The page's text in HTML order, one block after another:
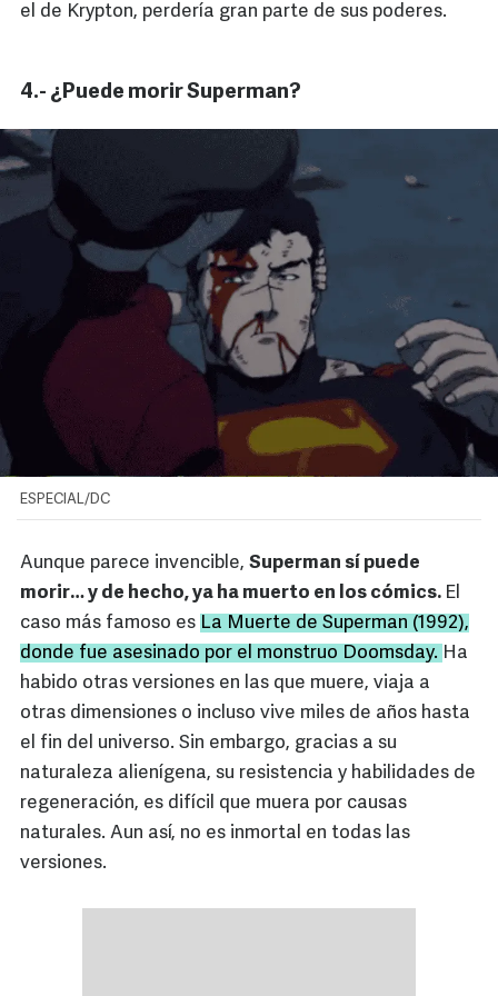
el de Krypton, perdería gran parte de sus poderes.
4.- ¿Puede morir Superman?
ESPECIAL/DC
Aunque parece invencible, Superman sí puede
morir… y de hecho, ya ha muerto en los cómics. El
caso más famoso es La Muerte de Superman (1992),
donde fue asesinado por el monstruo Doomsday. Ha
habido otras versiones en las que muere, viaja a
otras dimensiones o incluso vive miles de años hasta
el fin del universo. Sin embargo, gracias a su
naturaleza alienígena, su resistencia y habilidades de
regeneración, es difícil que muera por causas
naturales. Aun así, no es inmortal en todas las
versiones.